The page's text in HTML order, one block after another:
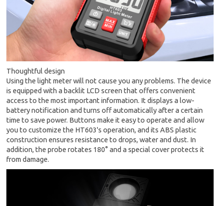
Thoughtful design
Using the light meter will not cause you any problems. The device
is equipped with a backlit LCD screen that offers convenient
access to the most important information. It displays a low-
battery notification and turns off automatically after a certain
time to save power. Buttons make it easy to operate and allow
you to customize the HT603's operation, and its ABS plastic
construction ensures resistance to drops, water and dust. In
addition, the probe rotates 180° and a special cover protects it
from damage.